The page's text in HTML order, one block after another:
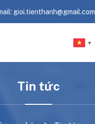
gioi.tienthanh@gmail.com
▼
Tin tức